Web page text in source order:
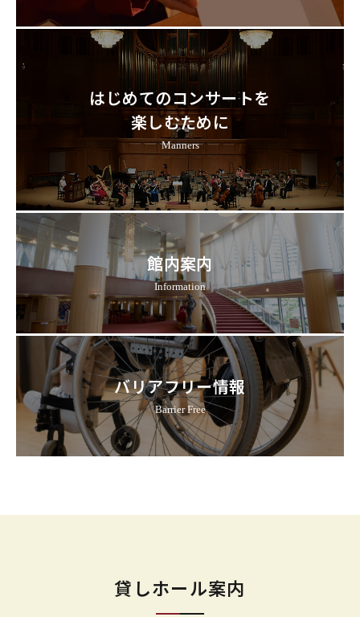
はじめてのコンサートを
楽しむために
Manners
館内案内
Information
バリアフリー情報
Barrier Free
貸しホール案内